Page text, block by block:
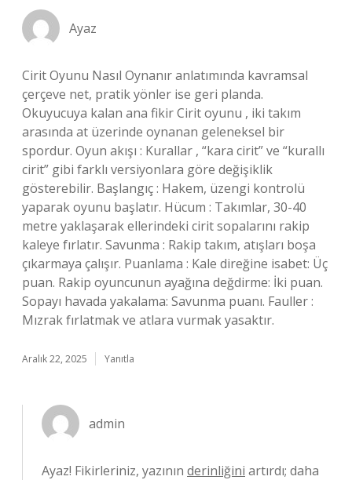
Ayaz
Cirit Oyunu Nasıl Oynanır anlatımında kavramsal
çerçeve net, pratik yönler ise geri planda.
Okuyucuya kalan ana fikir Cirit oyunu , iki takım
arasında at üzerinde oynanan geleneksel bir
spordur. Oyun akışı : Kurallar , “kara cirit” ve “kurallı
cirit” gibi farklı versiyonlara göre değişiklik
gösterebilir. Başlangıç : Hakem, üzengi kontrolü
yaparak oyunu başlatır. Hücum : Takımlar, 30-40
metre yaklaşarak ellerindeki cirit sopalarını rakip
kaleye fırlatır. Savunma : Rakip takım, atışları boşa
çıkarmaya çalışır. Puanlama : Kale direğine isabet: Üç
puan. Rakip oyuncunun ayağına değdirme: İki puan.
Sopayı havada yakalama: Savunma puanı. Fauller :
Mızrak fırlatmak ve atlara vurmak yasaktır.
Aralık 22, 2025 Yanıtla
admin
Ayaz! Fikirleriniz, yazının derinliğini artırdı; daha